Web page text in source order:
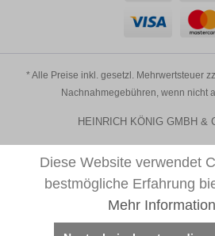
* Alle Preise inkl. gesetzl. Mehrwertsteuer
Nachnahmegebühren, wenn nicht
HEINRICH KÖNIG GMBH &
Diese Website verwendet
bestmögliche Erfahrung
Mehr